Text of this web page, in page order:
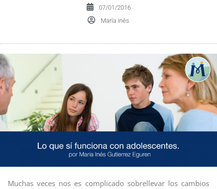
07/01/2016
María Inés
Muchas veces nos es complicado sobrellevar los cambios